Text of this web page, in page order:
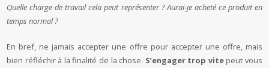
Quelle charge de travail cela peut représenter ? Aurai-je acheté ce produit en
temps normal ?
En bref, ne jamais accepter une offre pour accepter une offre, mais
bien réfléchir à la finalité de la chose. S’engager trop vitepeut vous